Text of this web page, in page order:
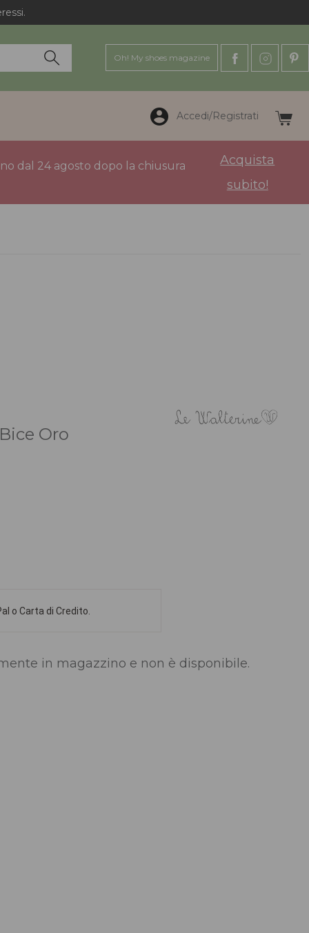
Oh! My shoes magazine
Accedi/Registrati
dal 24 agosto dopo la chiusura
Acquista
subito!
Oro
o Carta di Credito.
in magazzino e non è disponibile.